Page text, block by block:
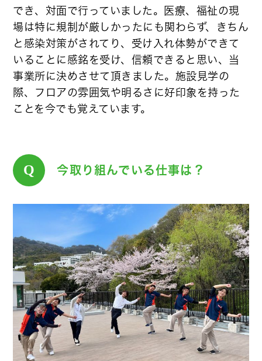
でき、対面で行っていました。医療、福祉の現
場は特に規制が厳しかったにも関わらず、きちん
と感染対策がされてり、受け入れ体勢ができて
いることに感銘を受け、信頼できると思い、当
事業所に決めさせて頂きました。施設見学の
際、フロアの雰囲気や明るさに好印象を持った
ことを今でも覚えています。
Q 今取り組んでいる仕事は？